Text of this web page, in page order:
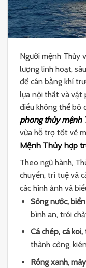
Người mệnh Thủy
lượng linh hoạt,
để cân bằng khí
lựa nội thất và vật
điều không thể bỏ
phong thủy mệnh
vừa hỗ trợ tốt về
Mệnh Thủy hợp
Theo ngũ hành,
chuyển, trí tuệ và
các hình ảnh và
Sông nước,
bình an, trôi
Cá chép, cá
thành công,
Rồng xanh,